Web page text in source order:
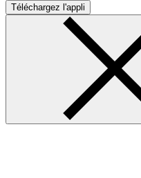
Téléchargez l'appli